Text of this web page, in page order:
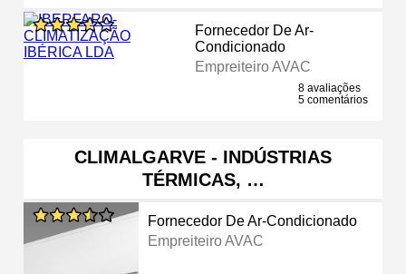
Fornecedor De Ar-
Condicionado
Empreiteiro AVAC
8 avaliações
5 comentários
CLIMALGARVE - INDÚSTRIAS
TÉRMICAS, …
Fornecedor De Ar-Condicionado
Empreiteiro AVAC